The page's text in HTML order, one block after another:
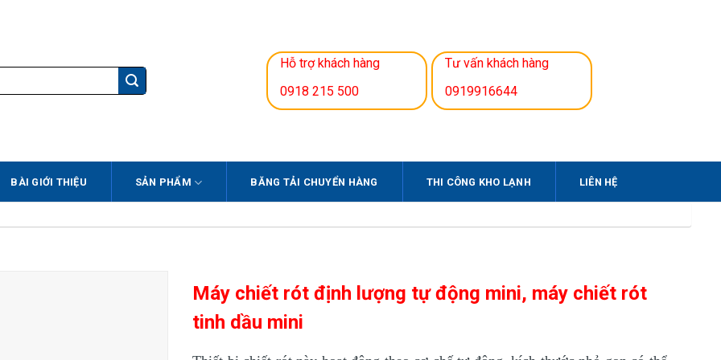
Hỗ trợ khách hàng
0918 215 500
Tư vấn khách hàng
0919916644
BÀI GIỚI THIỆU SẢN PHẨM BĂNG TẢI CHUYỂN HÀNG THI CÔNG KHO LẠNH LIÊN HỆ
Máy chiết rót định lượng tự động mini, máy chiết rót
tinh dầu mini